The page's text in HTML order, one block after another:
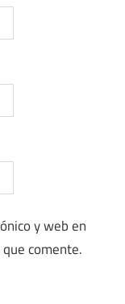
y web en
comente.